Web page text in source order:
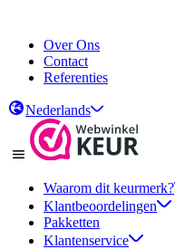
Over Ons
Contact
Referenties
Nederlands
Waarom dit keurmerk?
Klantbeoordelingen
Pakketten
Klantenservice